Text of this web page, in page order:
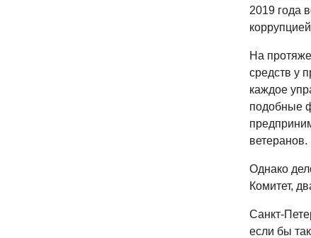
2019 года
На
средств у
каждое
подобные
ветеранов.
Однако
Комитет,
Санкт-
если бы